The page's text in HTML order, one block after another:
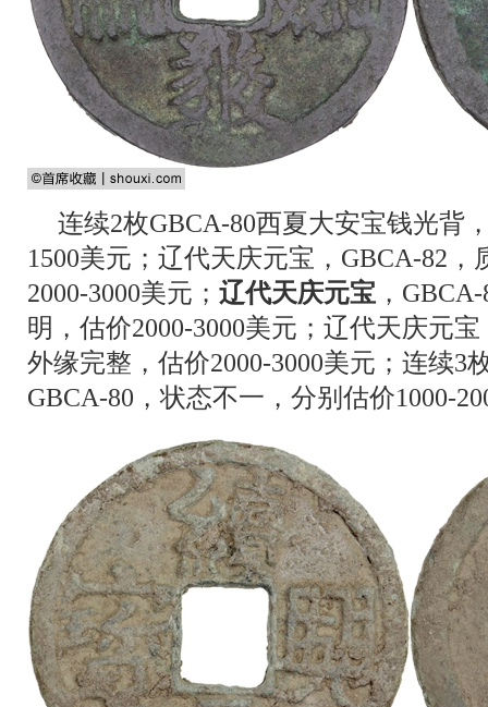
连续2枚GBCA-80西夏大安宝钱光背
1500美元；辽代天庆元宝，GBCA-82
2000-3000美元； 辽代天庆元宝 ，
明，估价2000-3000美元；辽代天庆元
外缘完整，估价2000-3000美元；连续3
GBCA-80，状态不一，分别估价1000-